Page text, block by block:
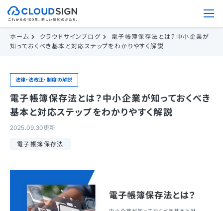
ホーム クラウドサインブログ
電子帳簿保存法とは？中小企業が
知っておくべき基本と対応ステップをわかりやすく解説
法律・法改正・制度の解説
電子帳簿保存法とは？中小企業が知っておくべき
基本と対応ステップをわかりやすく解説
2025.09.30更新
電子帳簿保存法